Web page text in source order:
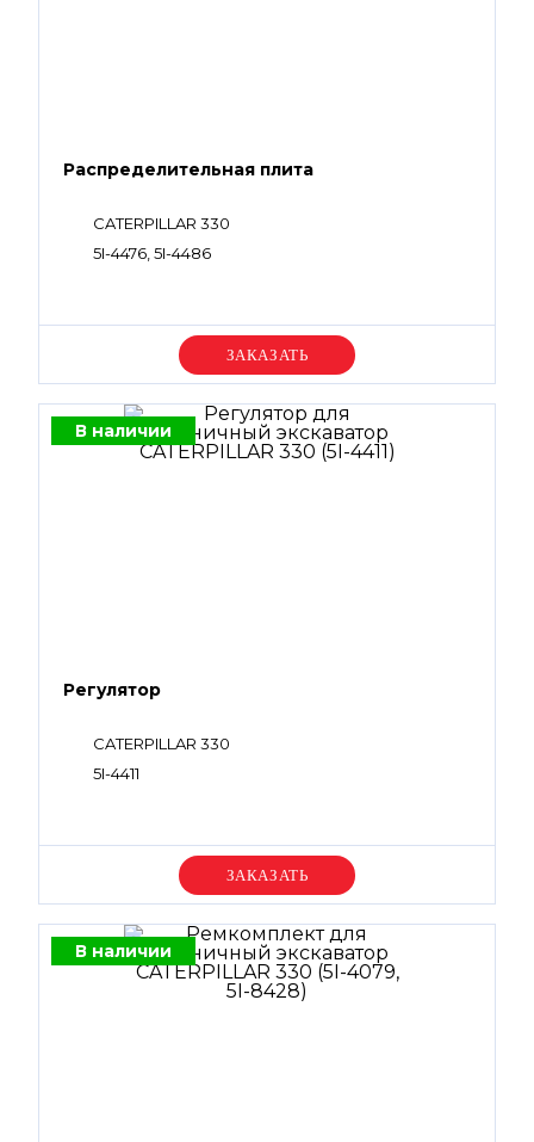
Распределительная плита
CATERPILLAR 330
5I-4476, 5I-4486
Уточняйте цену
В наличии
Регулятор
CATERPILLAR 330
5I-4411
Уточняйте цену
В наличии